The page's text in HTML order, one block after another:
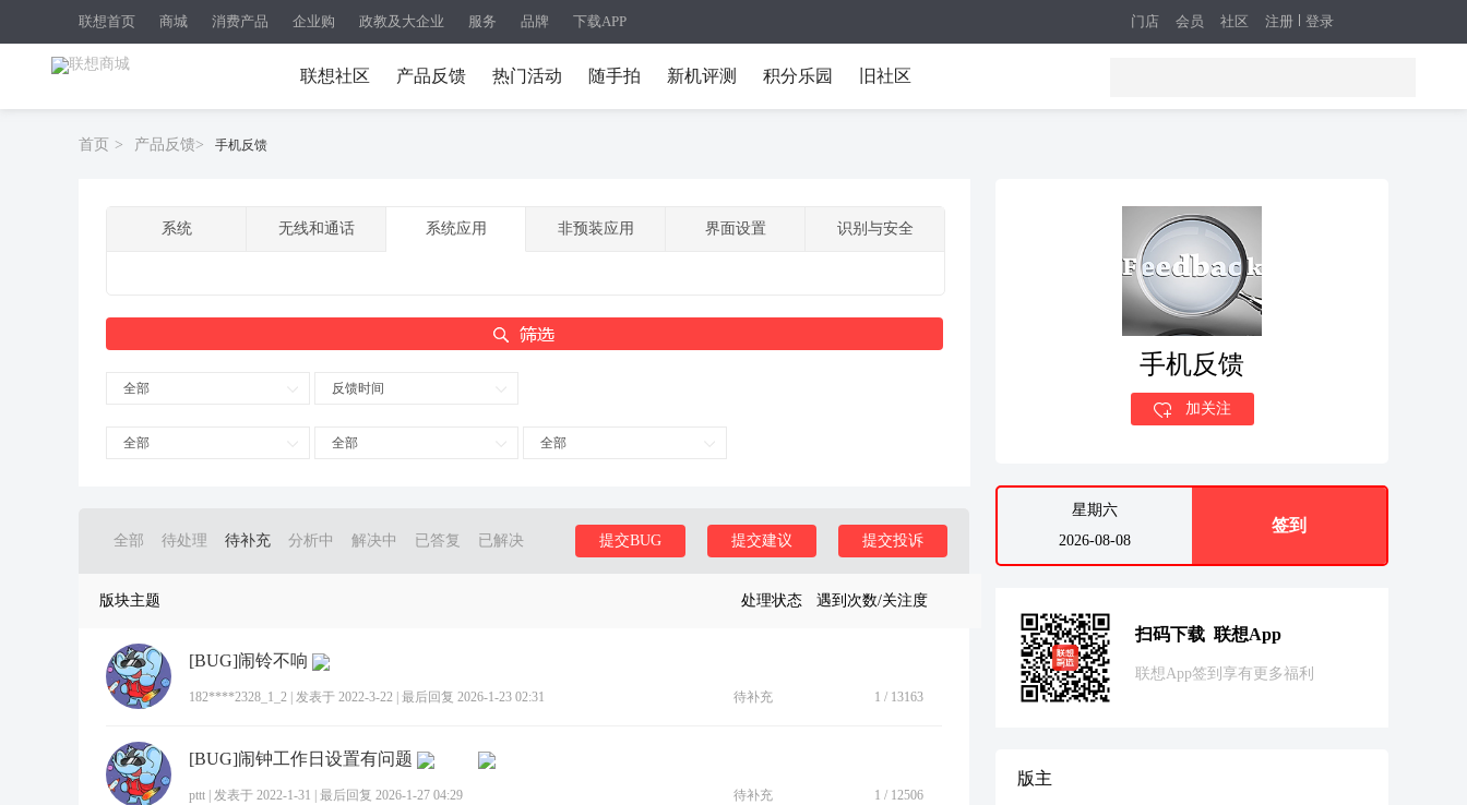
联想首页 商城 消费产品 企业购 政教及大企业 服务 品牌 下载APP 注册 登录
门店 会员 社区
联想社区 产品反馈 热门活动 随手拍 新机评测 积分乐园 旧社区
首页 > 产品反馈> 手机反馈
系统 无线和通话 系统应用 非预装应用 界面设置 识别与安全
全部 反馈时间
全部 全部 全部
全部 待处理 待补充 分析中 解决中 已答复 已解决 提交投诉
提交建议
提交BUG
版块主题 处理状态 遇到次数/关注度
[BUG]闹铃不响
182****2328_1_2 发表于 2022-3-22 最后回复 2026-1-23 02:31 待补充 1 / 13163
[BUG]闹钟工作日设置有问题
pttt 发表于 2022-1-31 最后回复 2026-1-27 04:29 待补充 1 / 12506
手机反馈
加关注
星期六
2026-08-08
签到
扫码下载 联想App
联想App签到享有更多福利
版主